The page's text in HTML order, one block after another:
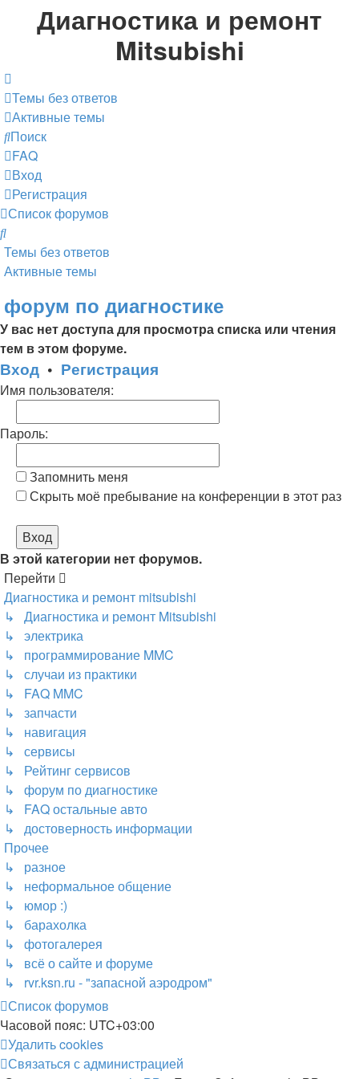
Диагностика и ремонт
Mitsubishi
Темы без ответов
Активные темы
Поиск
FAQ
Вход
Регистрация
Список форумов
Поиск
Темы без ответов
Активные темы
форум по диагностике
У вас нет доступа для просмотра списка или чтения
тем в этом форуме.
Вход • Регистрация
Имя пользователя:
Пароль:
Запомнить меня
Скрыть моё пребывание на конференции в этот раз
В этой категории нет форумов.
Перейти
Диагностика и ремонт mitsubishi
↳ Диагностика и ремонт Mitsubishi
↳ электрика
↳ программирование MMC
↳ случаи из практики
↳ FAQ MMC
↳ запчасти
↳ навигация
↳ сервисы
↳ Рейтинг сервисов
↳ форум по диагностике
↳ FAQ остальные авто
↳ достоверность информации
Прочее
↳ разное
↳ неформальное общение
↳ юмор :)
↳ барахолка
↳ фотогалерея
↳ всё о сайте и форуме
↳ rvr.ksn.ru - "запасной аэродром"
Список форумов
Часовой пояс: UTC+03:00
Удалить cookies
Связаться с администрацией